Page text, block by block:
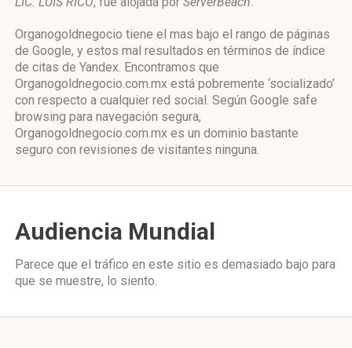
Organogoldnegocio tiene el mas bajo el rango de páginas
de Google, y estos mal resultados en términos de índice
de citas de Yandex. Encontramos que
Organogoldnegocio.com.mx está pobremente ‘socializado’
con respecto a cualquier red social. Según Google safe
browsing para navegación segura,
Organogoldnegocio.com.mx es un dominio bastante
seguro con revisiones de visitantes ninguna.
Audiencia Mundial
Parece que el tráfico en este sitio es demasiado bajo para
que se muestre, lo siento.